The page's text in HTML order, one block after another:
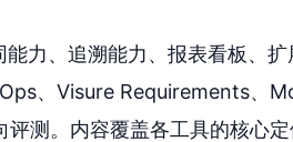
力、追溯能力、报表看板、扩
、Visure Requirements、
测。内容覆盖各工具的核心